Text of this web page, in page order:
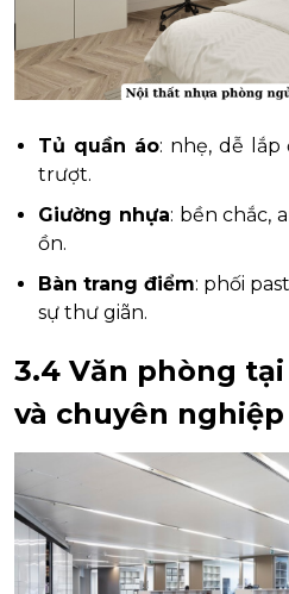
Tủ quần áo: nhẹ, dễ
trượt.
Giường nhựa: bền chắc,
ồn.
Bàn trang điểm: phối
sự thư giãn.
3.4 Văn phòng
và chuyên nghiệp